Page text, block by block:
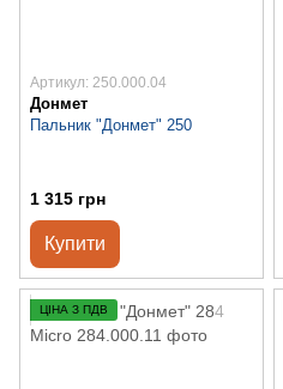
Артикул: 250.000.04
Донмет
Пальник "Донмет" 250
1 315 грн
Купити
ЦІНА З ПДВ